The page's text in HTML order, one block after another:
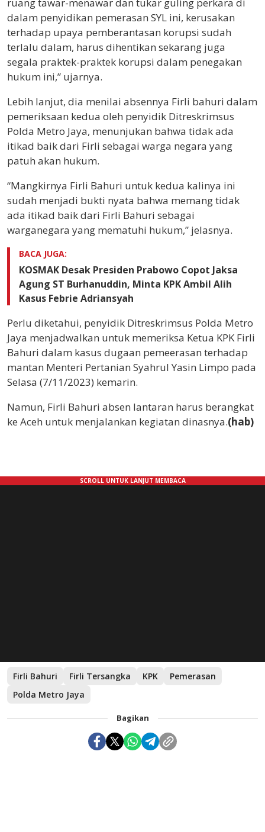
ruang tawar-menawar dan tukar guling perkara di
dalam penyidikan pemerasan SYL ini, kerusakan
terhadap upaya pemberantasan korupsi sudah
terlalu dalam, harus dihentikan sekarang juga
segala praktek-praktek korupsi dalam penegakan
hukum ini,” ujarnya.
Lebih lanjut, dia menilai absennya Firli bahuri dalam
pemeriksaan kedua oleh penyidik Ditreskrimsus
Polda Metro Jaya, menunjukan bahwa tidak ada
itikad baik dari Firli sebagai warga negara yang
patuh akan hukum.
“Mangkirnya Firli Bahuri untuk kedua kalinya ini
sudah menjadi bukti nyata bahwa memang tidak
ada itikad baik dari Firli Bahuri sebagai
warganegara yang mematuhi hukum,” jelasnya.
BACA JUGA:
KOSMAK Desak Presiden Prabowo Copot Jaksa
Agung ST Burhanuddin, Minta KPK Ambil Alih
Kasus Febrie Adriansyah
Perlu diketahui, penyidik Ditreskrimsus Polda Metro
Jaya menjadwalkan untuk memeriksa Ketua KPK Firli
Bahuri dalam kasus dugaan pemeerasan terhadap
mantan Menteri Pertanian Syahrul Yasin Limpo pada
Selasa (7/11/2023) kemarin.
Namun, Firli Bahuri absen lantaran harus berangkat
ke Aceh untuk menjalankan kegiatan dinasnya.(hab)
Firli Bahuri Firli Tersangka KPK
Pemerasan
Polda Metro Jaya
Bagikan